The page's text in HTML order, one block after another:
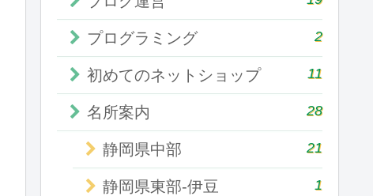
プログラミング 2
初めてのネットショップ 11
名所案内 28
静岡県中部 21
静岡県東部-伊豆 1